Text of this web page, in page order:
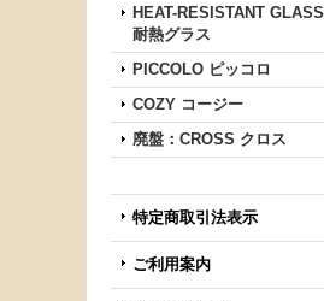
HEAT-RESISTANT GLASS
耐熱グラス
PICCOLO ピッコロ
COZY コージー
廃盤：CROSS クロス
特定商取引法表示
ご利用案内